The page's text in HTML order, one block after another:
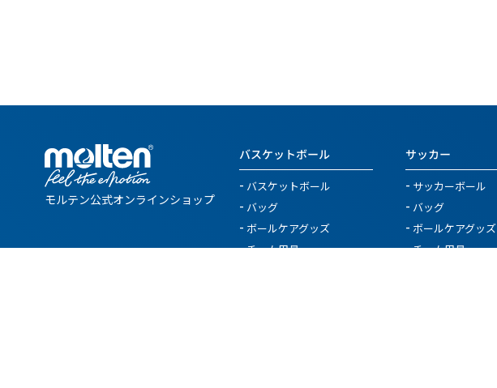
モルテン公式オンラインショップ
バスケットボール
バスケットボール
バッグ
ボールケアグッズ
チーム用具
サッカー
サッカーボール
バッグ
ボールケアグッズ
チーム用具